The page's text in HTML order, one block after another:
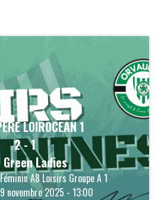
LOIROCEAN 1
2-1
Green Ladies
A8 Loisirs Groupe A 1
novembre 2025 - 13:00